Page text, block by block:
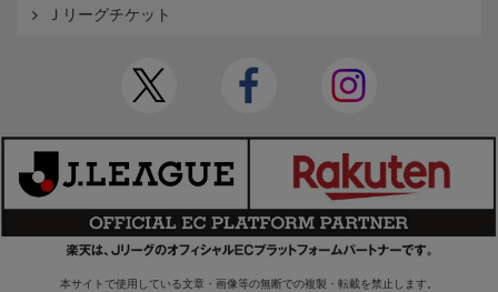
Ｊリーグチケット
本サイトで使用している文章・画像等の無断での複製・転載を禁止します。